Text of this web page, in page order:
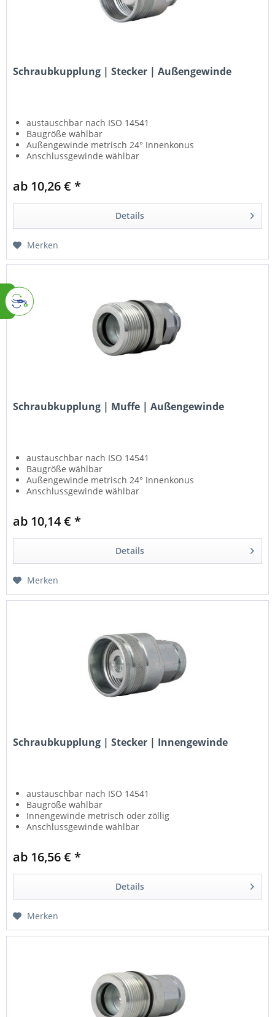
Schraubkupplung | Stecker | Außengewinde
austauschbar nach ISO 14541
Baugröße wählbar
Außengewinde metrisch 24° Innenkonus
Anschlussgewinde wählbar
ab 10,26 € *
Details
Merken
Schraubkupplung | Muffe | Außengewinde
austauschbar nach ISO 14541
Baugröße wählbar
Außengewinde metrisch 24° Innenkonus
Anschlussgewinde wählbar
ab 10,14 € *
Details
Merken
Schraubkupplung | Stecker | Innengewinde
austauschbar nach ISO 14541
Baugröße wählbar
Innengewinde metrisch oder zöllig
Anschlussgewinde wählbar
ab 16,56 € *
Details
Merken